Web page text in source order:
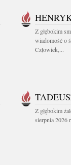
Z głębokim
wiadomość o
Człowiek,...
Z głębokim
sierpnia 2026